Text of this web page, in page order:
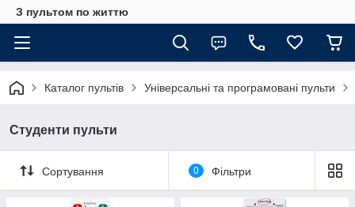
З пультом по життю
Каталог пультів Універсальні та програмовані пульти
Студенти пульти
Сортування 0 Фільтри